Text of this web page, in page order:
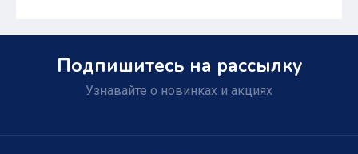
Подпишитесь на рассылку
Узнавайте о новинках и акциях